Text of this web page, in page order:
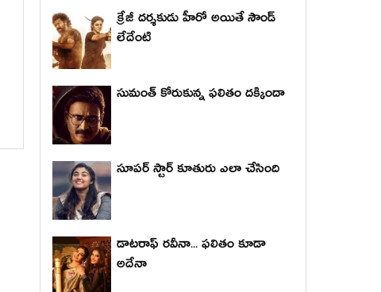
క్రేజీ దర్శకుడు హీరో అయితే సౌండ్
లేదేంటి
సుమంత్ కోరుకున్న ఫలితం దక్కిందా
సూపర్ స్టార్ కూతురు ఎలా చేసింది
డాటరాఫ్ రవీనా... ఫలితం కూడా
అదేనా